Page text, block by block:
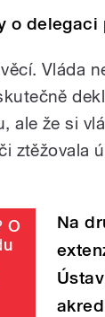
o
Vláda
ale že si
ztěžovala
O
Na